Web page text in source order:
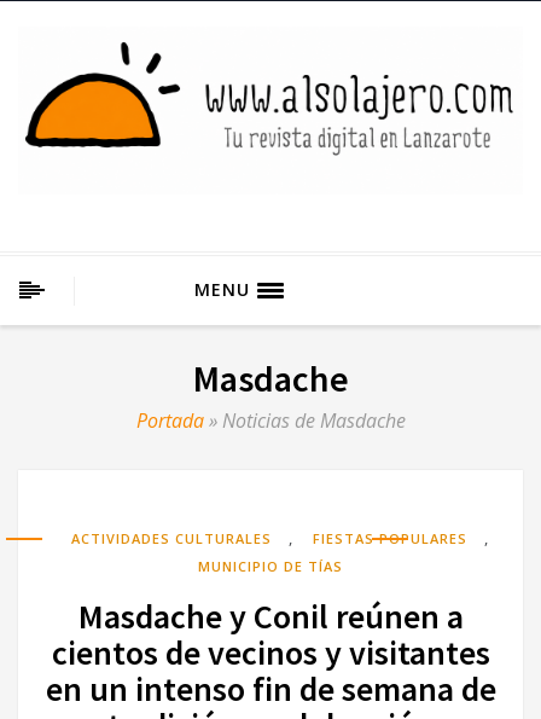
MENU
Masdache
Portada» Noticias de Masdache
ACTIVIDADES CULTURALES , FIESTAS POPULARES ,
MUNICIPIO DE TÍAS
Masdache y Conil reúnen a
cientos de vecinos y visitantes
en un intenso fin de semana de